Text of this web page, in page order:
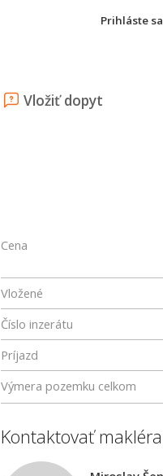
Prihláste
Vložiť dopyt
Cena
Vložené
Číslo inzerátu
Príjazd
Výmera pozemku celkom
Kontaktovať makléra